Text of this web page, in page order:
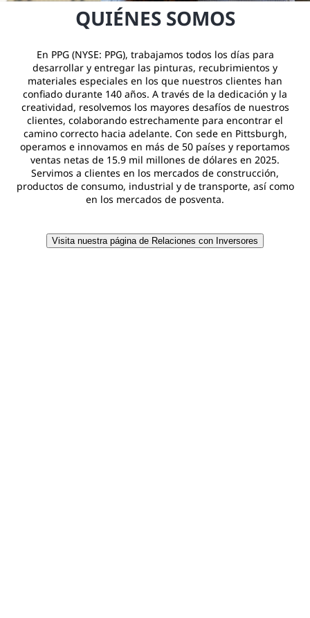
QUIÉNES SOMOS
En PPG (NYSE: PPG), trabajamos todos los días para
desarrollar y entregar las pinturas, recubrimientos y
materiales especiales en los que nuestros clientes han
confiado durante 140 años. A través de la dedicación y la
creatividad, resolvemos los mayores desafíos de nuestros
clientes, colaborando estrechamente para encontrar el
camino correcto hacia adelante. Con sede en Pittsburgh,
operamos e innovamos en más de 50 países y reportamos
ventas netas de 15.9 mil millones de dólares en 2025.
Servimos a clientes en los mercados de construcción,
productos de consumo, industrial y de transporte, así como
en los mercados de posventa.
Visita nuestra página de Relaciones con Inversores